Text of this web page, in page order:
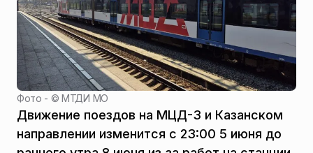
Фото - ©МТДИ МО
Движение поездов на МЦД-3 и Казанском
направлении изменится с 23:00 5 июня до